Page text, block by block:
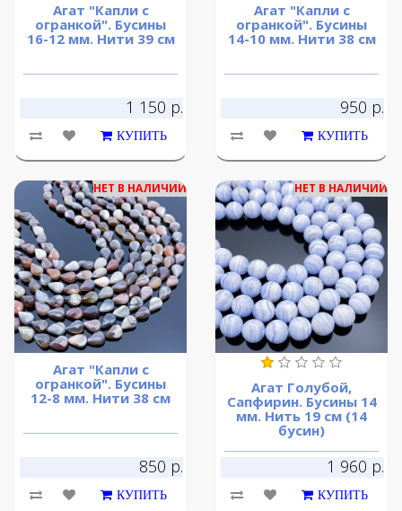
Агат "Капли с
огранкой". Бусины
16-12 мм. Нити 39 см
1 150 р.
КУПИТЬ
Агат "Капли с
огранкой". Бусины
14-10 мм. Нити 38 см
950 р.
КУПИТЬ
НЕТ В НАЛИЧИИ
Агат "Капли с
огранкой". Бусины
12-8 мм. Нити 38 см
850 р.
КУПИТЬ
НЕТ В НАЛИЧИИ
Агат Голубой,
Сапфирин. Бусины 14
мм. Нить 19 см (14
бусин)
1 960 р.
КУПИТЬ